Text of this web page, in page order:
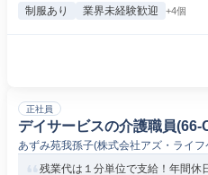
制服あり 業界未経験歓迎 +4個
正社員
デイサービスの介護職員(66-
あずみ苑我孫子(株式会社アズ・ライフ
残業代は１分単位で支給！年間休